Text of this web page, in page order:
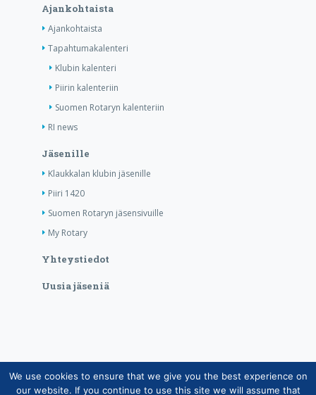
Ajankohtaista
Ajankohtaista
Tapahtumakalenteri
Klubin kalenteri
Piirin kalenteriin
Suomen Rotaryn kalenteriin
RI news
Jäsenille
Klaukkalan klubin jäsenille
Piiri 1420
Suomen Rotaryn jäsensivuille
My Rotary
Yhteystiedot
Uusia jäseniä
Copyright © Suomen Rotarypalvelu ry 2026 |
We use cookies to ensure that we give you the best experience on
our website. If you continue to use this site we will assume that